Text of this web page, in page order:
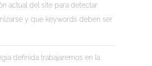
actual del site para detectar
y que keywords deben ser
definida trabajaremos en la